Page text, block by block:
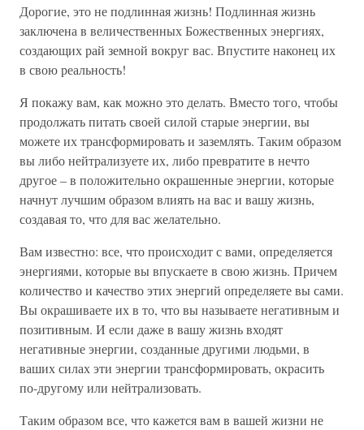
Дорогие, это не подлинная жизнь! Подлинная жизнь
заключена в величественных Божественных энергиях,
создающих рай земной вокруг вас. Впустите наконец их
в свою реальность!
Я покажу вам, как можно это делать. Вместо того, чтобы
продолжать питать своей силой старые энергии, вы
можете их трансформировать и заземлять. Таким образом
вы либо нейтрализуете их, либо превратите в нечто
другое – в положительно окрашенные энергии, которые
начнут лучшим образом влиять на вас и вашу жизнь,
создавая то, что для вас желательно.
Вам известно: все, что происходит с вами, определяется
энергиями, которые вы впускаете в свою жизнь. Причем
количество и качество этих энергий определяете вы сами.
Вы окрашиваете их в то, что вы называете негативным и
позитивным. И если даже в вашу жизнь входят
негативные энергии, созданные другими людьми, в
ваших силах эти энергии трансформировать, окрасить
по-другому или нейтрализовать.
Таким образом все, что кажется вам в вашей жизни не